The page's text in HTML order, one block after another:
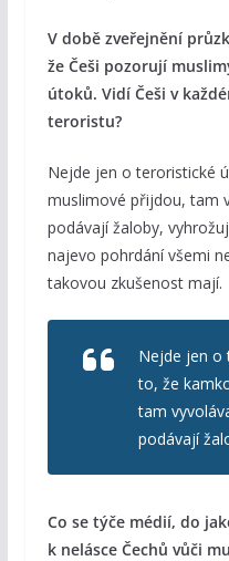
V době zveřejnění
že Češi pozorují
útoků. Vidí Češi v
teroristu?
Nejde jen o teroristické
muslimové přijdou, tam
podávají žaloby,
najevo pohrdání všemi
takovou zkušenost mají.
Nejde jen o
to, že
tam
podávají
Co se týče médií, do
k nelásce Čechů vůči